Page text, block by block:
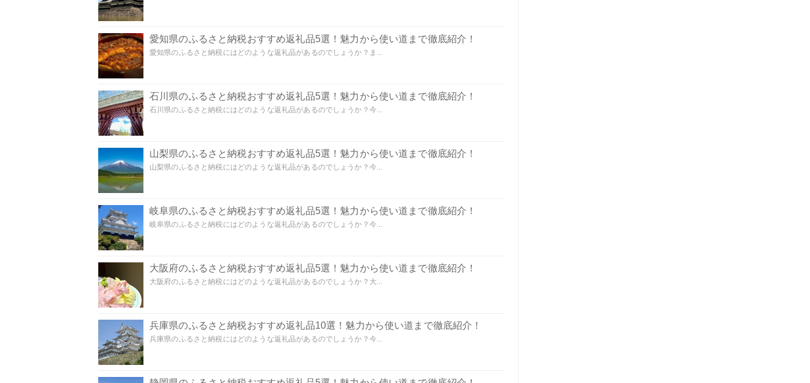
愛知県のふるさと納税おすすめ返礼品5選！魅力から使い道まで徹底紹介！
愛知県のふるさと納税にはどのような返礼品があるのでしょうか？ま...
石川県のふるさと納税おすすめ返礼品5選！魅力から使い道まで徹底紹介！
石川県のふるさと納税にはどのような返礼品があるのでしょうか？今...
山梨県のふるさと納税おすすめ返礼品5選！魅力から使い道まで徹底紹介！
山梨県のふるさと納税にはどのような返礼品があるのでしょうか？今...
岐阜県のふるさと納税おすすめ返礼品5選！魅力から使い道まで徹底紹介！
岐阜県のふるさと納税にはどのような返礼品があるのでしょうか？今...
大阪府のふるさと納税おすすめ返礼品5選！魅力から使い道まで徹底紹介！
大阪府のふるさと納税にはどのような返礼品があるのでしょうか？大...
兵庫県のふるさと納税おすすめ返礼品10選！魅力から使い道まで徹底紹介！
兵庫県のふるさと納税にはどのような返礼品があるのでしょうか？今...